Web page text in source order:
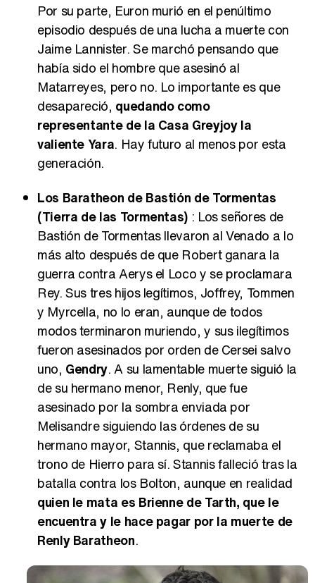
Por su parte, Euron murió en el penúltimo
episodio después de una lucha a muerte con
Jaime Lannister. Se marchó pensando que
había sido el hombre que asesinó al
Matarreyes, pero no. Lo importante es que
desapareció, quedando como
representante de la Casa Greyjoy la
valiente Yara. Hay futuro al menos por esta
generación.
Los Baratheon de Bastión de Tormentas
(Tierra de las Tormentas) : Los señores de
Bastión de Tormentas llevaron al Venado a lo
más alto después de que Robert ganara la
guerra contra Aerys el Loco y se proclamara
Rey. Sus tres hijos legítimos, Joffrey, Tommen
y Myrcella, no lo eran, aunque de todos
modos terminaron muriendo, y sus ilegítimos
fueron asesinados por orden de Cersei salvo
uno, Gendry. A su lamentable muerte siguió la
de su hermano menor, Renly, que fue
asesinado por la sombra enviada por
Melisandre siguiendo las órdenes de su
hermano mayor, Stannis, que reclamaba el
trono de Hierro para sí. Stannis falleció tras la
batalla contra los Bolton, aunque en realidad
quien le mata es Brienne de Tarth, que le
encuentra y le hace pagar por la muerte de
Renly Baratheon.